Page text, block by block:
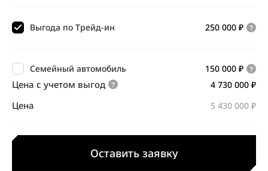
250 000 ₽
Выгода по Трейд-ин
150 000 ₽
Семейный автомобиль
Цена с учетом выгод 4 730 000 ₽
Цена 5 430 000 ₽
Оставить заявку